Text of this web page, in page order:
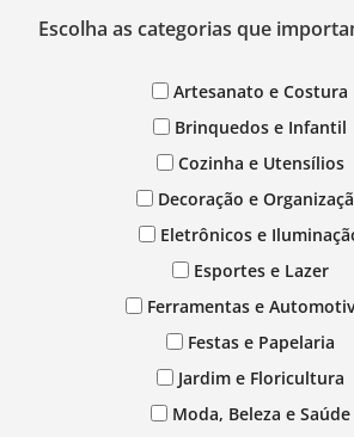
Escolha as categorias que
Artesanato e Costura
Brinquedos e Infantil
Cozinha e Utensílios
Decoração e
Eletrônicos e
Esportes e Lazer
Ferramentas e
Festas e Papelaria
Jardim e Floricultura
Moda, Beleza e Saúde